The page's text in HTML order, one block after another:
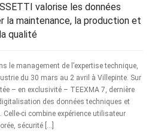
valorise les données
la maintenance, la production et
la qualité
le management de l’expertise technique,
du 30 mars au 2 avril à Villepinte. Sur
– en exclusivité – TEEXMA 7, dernière
des données techniques et
ci combine expérience utilisateur
sécurité […]